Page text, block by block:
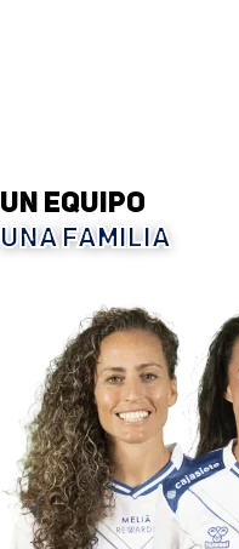
Un equipo
Una familia